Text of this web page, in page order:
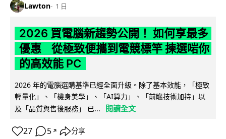
Lawton 1 日
2026 買電腦新趨勢公開！ 如何享最多
優惠 從極致便攜到電競標竿 揀選啱你
的高效能 PC
2026 年的電腦選購基準已經全面升級。除了基本效能，「極致
輕量化」、「機身美學」、「AI算力」、「前瞻技術加持」以
及「品質與售後服務」 已...
閱讀全文
27 5 ↗ 分享